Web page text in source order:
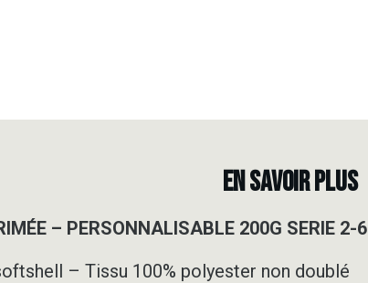
EN SAVOIR PLUS
– PERSONNALISABLE 200G SERIE 2-6
– Tissu 100% polyester non doublé